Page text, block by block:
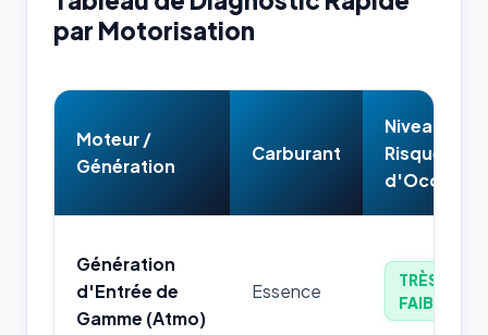
par Motorisation
Moteur /
Génération
Carburant
Niveau de
Risque
d'Occasion
Génération
d'Entrée de
Gamme (Atmo)
Essence
TRÈS
FAIBLE